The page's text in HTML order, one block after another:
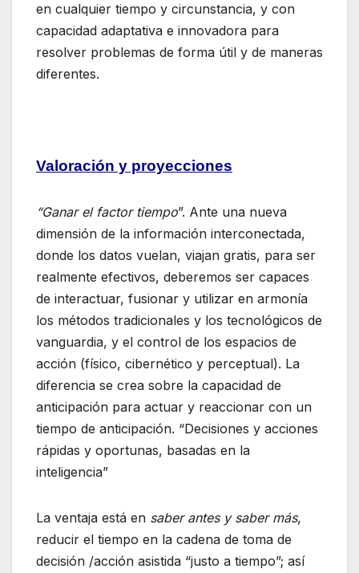
en cualquier tiempo y circunstancia, y con
capacidad adaptativa e innovadora para
resolver problemas de forma útil y de maneras
diferentes.
Valoración y proyecciones
“Ganar el factor tiempo”. Ante una nueva
dimensión de la información interconectada,
donde los datos vuelan, viajan gratis, para ser
realmente efectivos, deberemos ser capaces
de interactuar, fusionar y utilizar en armonía
los métodos tradicionales y los tecnológicos de
vanguardia, y el control de los espacios de
acción (físico, cibernético y perceptual). La
diferencia se crea sobre la capacidad de
anticipación para actuar y reaccionar con un
tiempo de anticipación. “Decisiones y acciones
rápidas y oportunas, basadas en la
inteligencia”
La ventaja está en saber antes y saber más,
reducir el tiempo en la cadena de toma de
decisión /acción asistida “justo a tiempo”; así